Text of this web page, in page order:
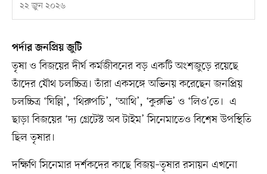
২২ জুন ২০২৬
পর্দার জনপ্রিয় জুটি
তৃষা ও বিজয়ের দীর্ঘ কর্মজীবনের বড় একটি অংশজুড়ে রয়েছে
তাঁদের যৌথ চলচ্চিত্র। তাঁরা একসঙ্গে অভিনয় করেছেন জনপ্রিয়
চলচ্চিত্র ‘ঘিল্লি’, ‘থিরুপচি’, ‘আথি’, ‘কুরুভি’ ও ‘লিও’তে। এ
ছাড়া বিজয়ের ‘দ্য গ্রেটেস্ট অব টাইম’ সিনেমাতেও বিশেষ উপস্থিতি
ছিল তৃষার।
দক্ষিণি সিনেমার দর্শকদের কাছে বিজয়–তৃষার রসায়ন এখনো